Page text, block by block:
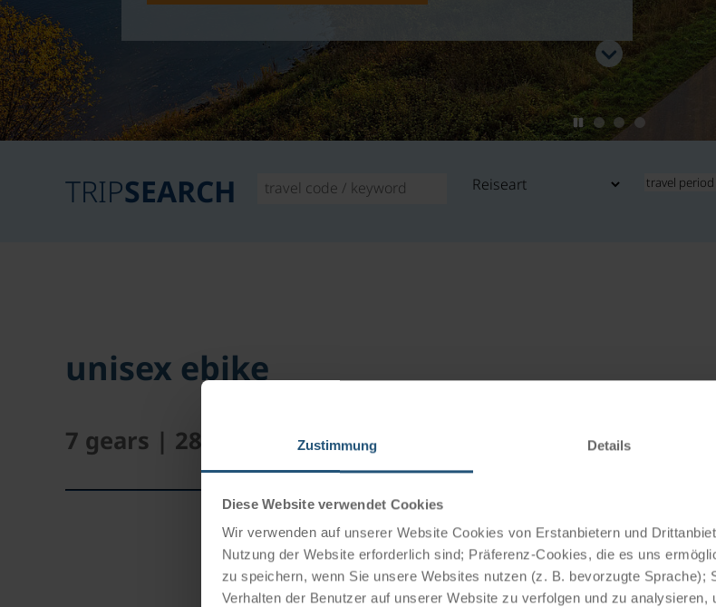
Zustimmung Details
Diese Website verwendet Cookies
Wir verwenden auf unserer Website Cookies von Erstanbietern und
Nutzung der Website erforderlich sind; Präferenz-Cookies, die es uns
zu speichern, wenn Sie unsere Websites nutzen (z. B. bevorzugte
Verhalten der Benutzer auf unserer Website zu verfolgen und zu
TRIPSEARCH
unisex ebike
7 gears | 28 "